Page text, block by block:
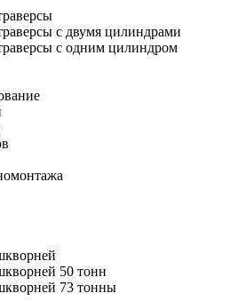
с двумя цилиндрами
с одним цилиндром
50 тонн
73 тонны